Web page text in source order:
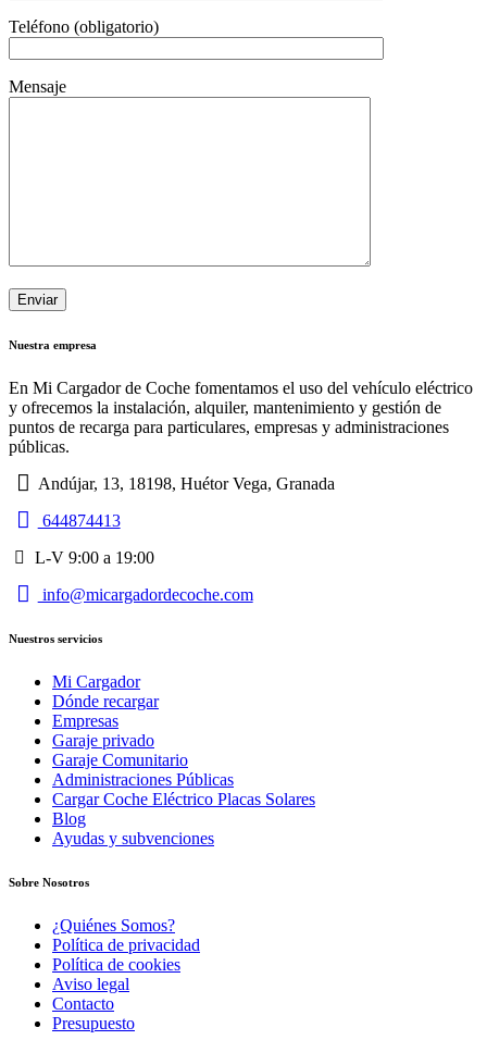
Teléfono (obligatorio)
Mensaje
Nuestra empresa
En Mi Cargador de Coche fomentamos el uso del vehículo eléctrico
y ofrecemos la instalación, alquiler, mantenimiento y gestión de
puntos de recarga para particulares, empresas y administraciones
públicas.
Andújar, 13, 18198, Huétor Vega, Granada
644874413
L-V 9:00 a 19:00
info@micargadordecoche.com
Nuestros servicios
Mi Cargador
Dónde recargar
Empresas
Garaje privado
Garaje Comunitario
Administraciones Públicas
Cargar Coche Eléctrico Placas Solares
Blog
Ayudas y subvenciones
Sobre Nosotros
¿Quiénes Somos?
Política de privacidad
Política de cookies
Aviso legal
Contacto
Presupuesto